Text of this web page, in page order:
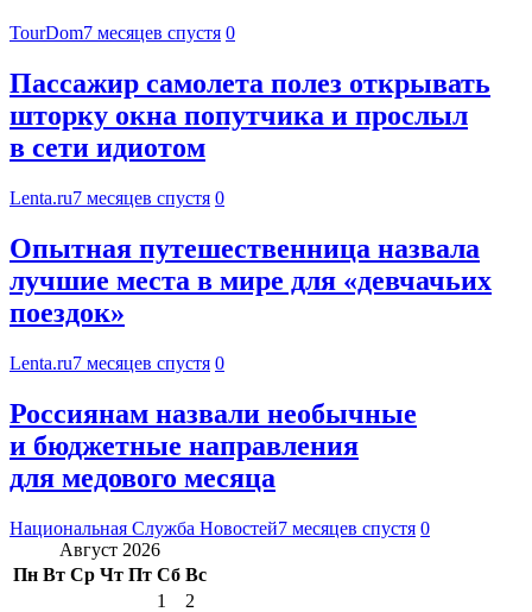
TourDom7 месяцев спустя 0
Пассажир самолета полез открывать
шторку окна попутчика и прослыл
в сети идиотом
Lenta.ru7 месяцев спустя 0
Опытная путешественница назвала
лучшие места в мире для «девчачьих
поездок»
Lenta.ru7 месяцев спустя 0
Россиянам назвали необычные
и бюджетные направления
для медового месяца
Национальная Служба Новостей7 месяцев спустя 0
Август 2026
Пн Вт Ср Чт Пт Сб Вс
1
2